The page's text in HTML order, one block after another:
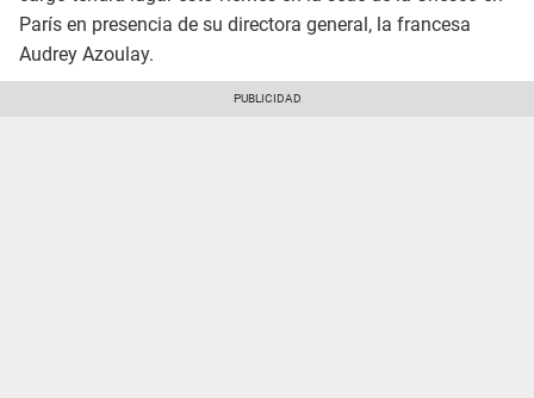
París en presencia de su directora general, la francesa
Audrey Azoulay.